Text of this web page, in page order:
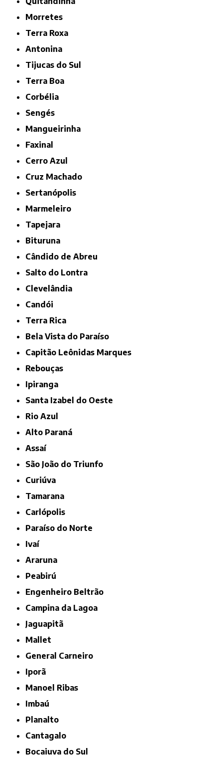
Morretes
Terra Roxa
Antonina
Tijucas do Sul
Terra Boa
Corbélia
Sengés
Mangueirinha
Faxinal
Cerro Azul
Cruz Machado
Sertanópolis
Marmeleiro
Tapejara
Bituruna
Cândido de Abreu
Salto do Lontra
Clevelândia
Candói
Terra Rica
Bela Vista do Paraíso
Capitão Leônidas Marques
Rebouças
Ipiranga
Santa Izabel do Oeste
Rio Azul
Alto Paraná
Assaí
São João do Triunfo
Curiúva
Tamarana
Carlópolis
Paraíso do Norte
Ivaí
Araruna
Peabirú
Engenheiro Beltrão
Campina da Lagoa
Jaguapitã
Mallet
General Carneiro
Iporã
Manoel Ribas
Imbaú
Planalto
Cantagalo
Bocaiuva do Sul